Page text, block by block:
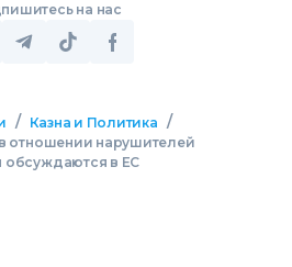
на нас
/ Казна и Политика /
отношении нарушителей
в ЕС